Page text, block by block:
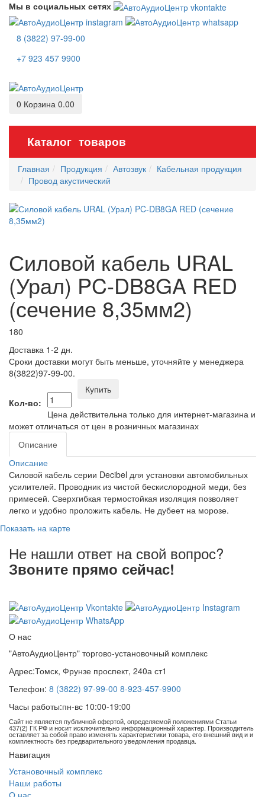
Мы в социальных сетях
8 (3822) 97-99-00
+7 923 457 9900
0 Корзина 0.00
Каталог товаров
Главная Продукция Автозвук
Кабельная продукция
Провод акустический
Силовой кабель URAL
(Урал) PC-DB8GA RED
(сечение 8,35мм2)
180
Доставка 1-2 дн.
Сроки доставки могут быть меньше, уточняйте у менеджера
8(3822)97-99-00.
Кол-во:
Купить
Цена действительна только для интернет-магазина и
может отличаться от цен в розничных магазинах
Описание
Описание
Силовой кабель серии Decibel для установки автомобильных
усилителей. Проводник из чистой бескислородной меди, без
примесей. Сверхгибкая термостойкая изоляция позволяет
легко и удобно проложить кабель. Не дубеет на морозе.
Показать на карте
Не нашли ответ на свой вопрос?
Звоните прямо сейчас!
О нас
"АвтоАудиоЦентр" торгово-установочный комплекс
Адрес:Томск, Фрунзе проспект, 240а ст1
Телефон: 8 (3822) 97-99-00 8-923-457-9900
Часы работы:пн-вс 10:00-19:00
Сайт не является публичной офертой, определяемой положениями Статьи
437(2) ГК РФ и носит исключительно информационный характер. Производитель
оставляет за собой право изменять характеристики товара, его внешний вид и и
комплектность без предварительного уведомления продавца.
Навигация
Установочный комплекс
Наши работы